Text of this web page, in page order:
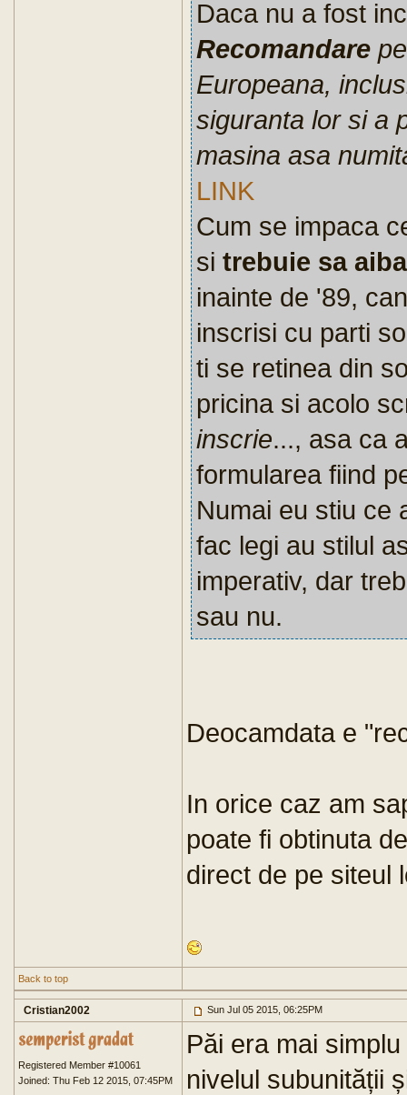
Daca nu a fost
Recomandare
Europeana,
siguranta lor si a
masina asa
LINK
Cum se impaca
si trebuie sa aiba
inainte de '89,
inscrisi cu parti
ti se retinea din
pricina si acolo
inscrie..., asa ca
formularea fiind
Numai eu stiu ce
fac legi au stilul
imperativ, dar
sau nu.
Deocamdata e
In orice caz am
poate fi obtinuta
direct de pe siteul
Back to top
Cristian2002 Sun Jul 05 2015, 06:25PM
Registered Member #10061
Joined: Thu Feb 12 2015, 07:45PM
Păi era mai
nivelul subunității